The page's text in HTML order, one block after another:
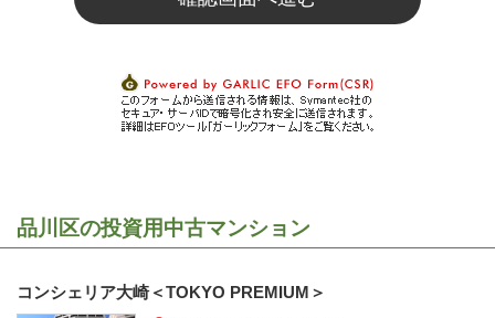
品川区の投資用中古マンション
コンシェリア大崎＜TOKYO PREMIUM＞